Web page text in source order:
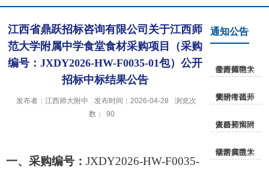
江西省鼎跃招标咨询有限公司关于江西师
范大学附属中学食堂食材采购项目（采购
编号：JXDY2026-HW-F0035-01包）公开
招标中标结果公告
发布者：江西师大附中 发布时间：2026-04-28
浏览次
数：
90
一、 采购编号： JXDY2026-HW-F0035-
通知公告
江西师范大学附属中学公开招聘考...
关于江西师大附中公开招聘考试安...
江西师大附中公开招聘资格初审入...
江西师范大学附属中学研学实践活...